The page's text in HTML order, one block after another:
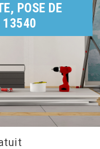
POSE DE
13540